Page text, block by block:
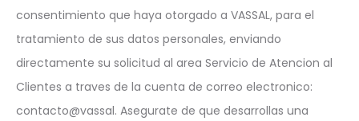
consentimiento que haya otorgado a VASSAL, para el
tratamiento de sus datos personales, enviando
directamente su solicitud al area Servicio de Atencion al
Clientes a traves de la cuenta de correo electronico:
contacto@vassal. Asegurate de que desarrollas una